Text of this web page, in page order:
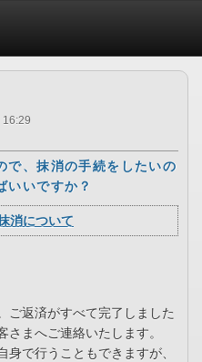
16:29
で、抹消の手続をしたいの
いいですか？
消について
ご返済がすべて完了しました
さまへご連絡いたします。
で行うこともできますが、